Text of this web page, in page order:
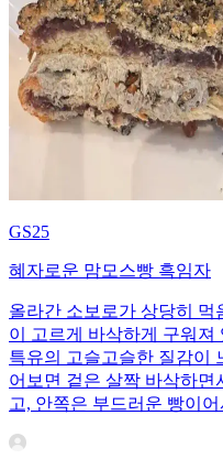
GS25
혜자로운 맘모스빵 흑임자
올라간 소보로가 상당히 먹
이 고르게 바삭하게 구워져
특유의 고슬고슬한 질감이
어보면 겉은 살짝 바삭하면
고, 안쪽은 부드러운 빵이